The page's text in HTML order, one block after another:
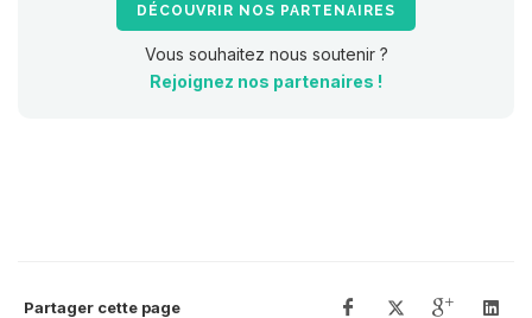
DÉCOUVRIR NOS PARTENAIRES
Vous souhaitez nous soutenir ?
Rejoignez nos partenaires !
Partager cette page